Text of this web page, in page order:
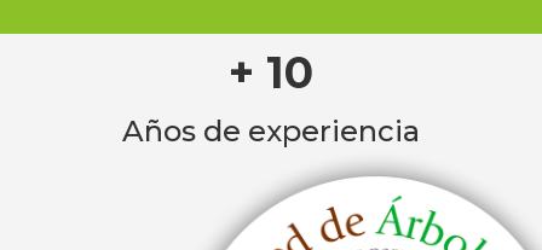
+ 10
Años de experiencia